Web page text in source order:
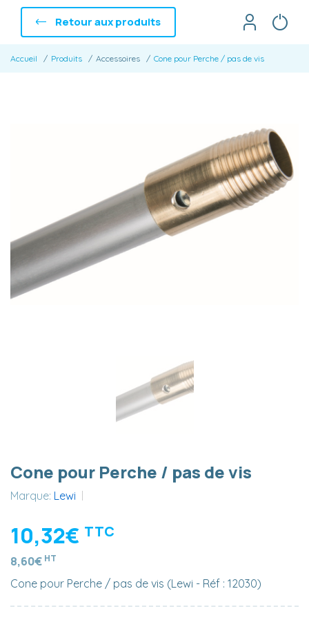
Retour aux produits
Accueil Produits Accessoires Cone pour Perche / pas de vis
Cone pour Perche / pas de vis
Marque: Lewi
10,32€ TTC
8,60€ HT
Cone pour Perche / pas de vis (Lewi - Réf : 12030)